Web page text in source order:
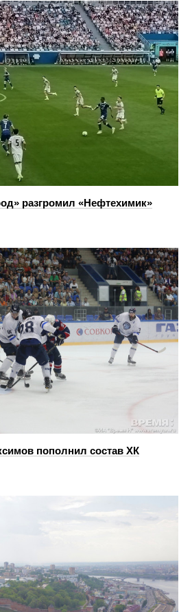
разгромил «Нефтехимик»
пополнил состав ХК